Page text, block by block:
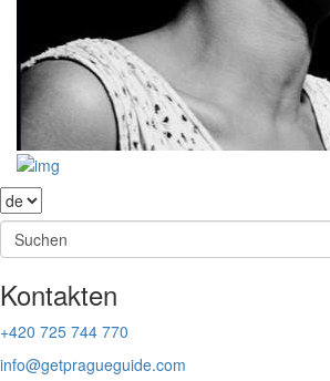
Kontakten
+420 725 744 770
info@getpragueguide.com